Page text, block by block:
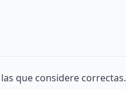
que considere correctas.